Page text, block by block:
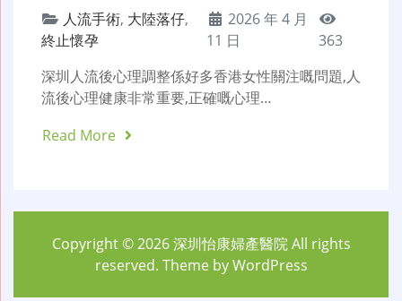
人流手術, 大陸落仔,
終止懷孕
2026 年 4 月
11 日
363
深圳人流後心理調整係好多香港女性關注嘅問題,人
流後心理健康非常重要,正確嘅心理…
Read More
Copyright © 2026深圳怡康婦產醫院All rights
reserved. Theme byWordPress